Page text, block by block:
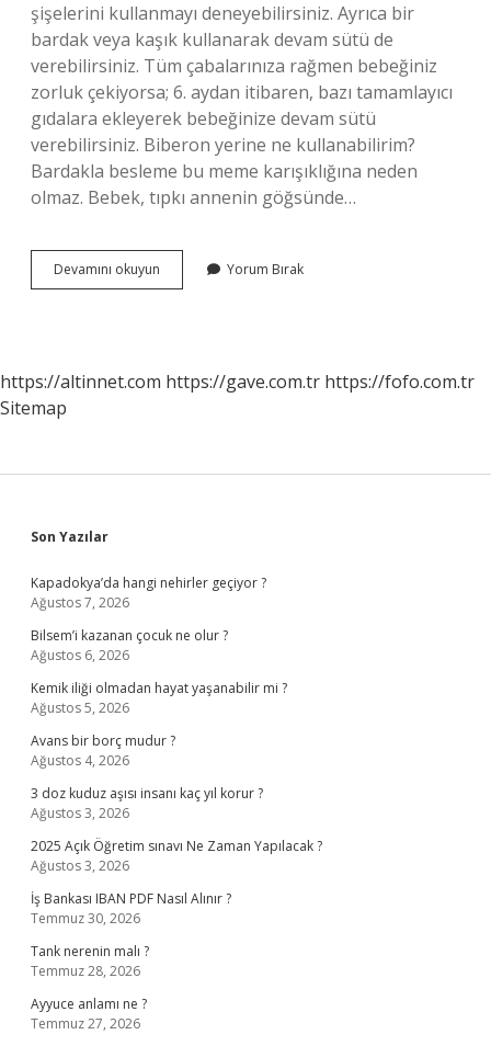
şişelerini kullanmayı deneyebilirsiniz. Ayrıca bir
bardak veya kaşık kullanarak devam sütü de
verebilirsiniz. Tüm çabalarınıza rağmen bebeğiniz
zorluk çekiyorsa; 6. aydan itibaren, bazı tamamlayıcı
gıdalara ekleyerek bebeğinize devam sütü
verebilirsiniz. Biberon yerine ne kullanabilirim?
Bardakla besleme bu meme karışıklığına neden
olmaz. Bebek, tıpkı annenin göğsünde…
Devamını okuyun
Biberon
Yorum Bırak
https://altinnet.com https://gave.com.tr https://fofo.com.tr
Sitemap
Sidebar
Son Yazılar
Kapadokya’da hangi nehirler geçiyor ?
Ağustos 7, 2026
Bilsem’i kazanan çocuk ne olur ?
Ağustos 6, 2026
Kemik iliği olmadan hayat yaşanabilir mi ?
Ağustos 5, 2026
Avans bir borç mudur ?
Ağustos 4, 2026
3 doz kuduz aşısı insanı kaç yıl korur ?
Ağustos 3, 2026
2025 Açık Öğretim sınavı Ne Zaman Yapılacak ?
Ağustos 3, 2026
İş Bankası IBAN PDF Nasıl Alınır ?
Temmuz 30, 2026
Tank nerenin malı ?
Temmuz 28, 2026
Ayyuce anlamı ne ?
Temmuz 27, 2026